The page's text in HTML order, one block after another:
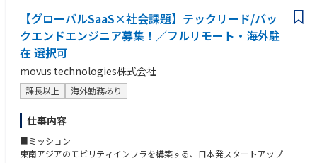
■現在の課題
1. 事業拡大を支えるテックイノベーション
現状では様々なオペレーションがスプレッドシート運用になっており、オ
ペレーション効率を上げるため徐々にシステム化しています。
PdMが作成したプロダクトロードマップをベースにして開発が行われてお
ります。
今後の非連続な事業成長のためには、単なるDX化だけではない、AIなどを
活用したテックによるイノベーションが必要となります。
【グローバルSaaS×社会課題】テックリード/バッ
クエンドエンジニア募集！／フルリモート・海外駐
在 選択可
movus technologies株式会社
課長以上 海外勤務あり
仕事内容
■ミッション
東南アジアのモビリティインフラを構築する、日本発スタートアップ